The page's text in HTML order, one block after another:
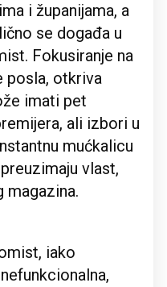
i županijama, a
se događa u
Fokusiranje na
posla, otkriva
imati pet
ali izbori u
mućkalicu
vlast,
magazina.
iako